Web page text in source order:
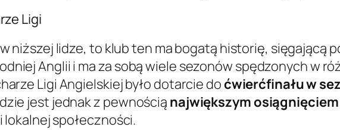
Ligi
niższej lidze, to klub ten ma bogatą historię, sięgającą
Anglii i ma za sobą wiele sezonów spędzonych w
Ligi Angielskiej było dotarcie do ćwierćfinału w
jest jednak z pewnościąnajwiększym
społeczności.